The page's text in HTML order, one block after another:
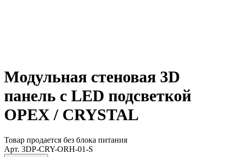
Модульная стеновая 3D
панель с LED подсветкой
ОРЕХ / CRYSTAL
Товар продается без блока питания
Арт. 3DP-CRY-ORH-01-S